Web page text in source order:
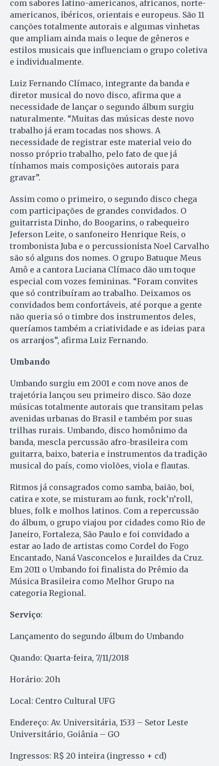
com sabores latino-americanos, africanos, norte-
americanos, ibéricos, orientais e europeus. São 11
canções totalmente autorais e algumas vinhetas
que ampliam ainda mais o leque de gêneros e
estilos musicais que influenciam o grupo coletiva
e individualmente.
Luiz Fernando Clímaco, integrante da banda e
diretor musical do novo disco, afirma que a
necessidade de lançar o segundo álbum surgiu
naturalmente. “Muitas das músicas deste novo
trabalho já eram tocadas nos shows. A
necessidade de registrar este material veio do
nosso próprio trabalho, pelo fato de que já
tínhamos mais composições autorais para
gravar”.
Assim como o primeiro, o segundo disco chega
com participações de grandes convidados. O
guitarrista Dinho, do Boogarins, o rabequeiro
Jeferson Leite, o sanfoneiro Henrique Reis, o
trombonista Juba e o percussionista Noel Carvalho
são só alguns dos nomes. O grupo Batuque Meus
Amô e a cantora Luciana Clímaco dão um toque
especial com vozes femininas. “Foram convites
que só contribuíram ao trabalho. Deixamos os
convidados bem confortáveis, até porque a gente
não queria só o timbre dos instrumentos deles,
queríamos também a criatividade e as ideias para
os arranjos”, afirma Luiz Fernando.
Umbando
Umbando surgiu em 2001 e com nove anos de
trajetória lançou seu primeiro disco. São doze
músicas totalmente autorais que transitam pelas
avenidas urbanas do Brasil e também por suas
trilhas rurais. Umbando, disco homônimo da
banda, mescla percussão afro-brasileira com
guitarra, baixo, bateria e instrumentos da tradição
musical do país, como violões, viola e flautas.
Ritmos já consagrados como samba, baião, boi,
catira e xote, se misturam ao funk, rock’n’roll,
blues, folk e molhos latinos. Com a repercussão
do álbum, o grupo viajou por cidades como Rio de
Janeiro, Fortaleza, São Paulo e foi convidado a
estar ao lado de artistas como Cordel do Fogo
Encantado, Naná Vasconcelos e Juraildes da Cruz.
Em 2011 o Umbando foi finalista do Prêmio da
Música Brasileira como Melhor Grupo na
categoria Regional.
Serviço:
Lançamento do segundo álbum do Umbando
Quando: Quarta-feira, 7/11/2018
Horário: 20h
Local: Centro Cultural UFG
Endereço: Av. Universitária, 1533 – Setor Leste
Universitário, Goiânia – GO
Ingressos: R$ 20 inteira (ingresso + cd)